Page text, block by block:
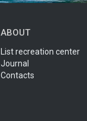
ABOUT
List recreation center
Journal
Contacts